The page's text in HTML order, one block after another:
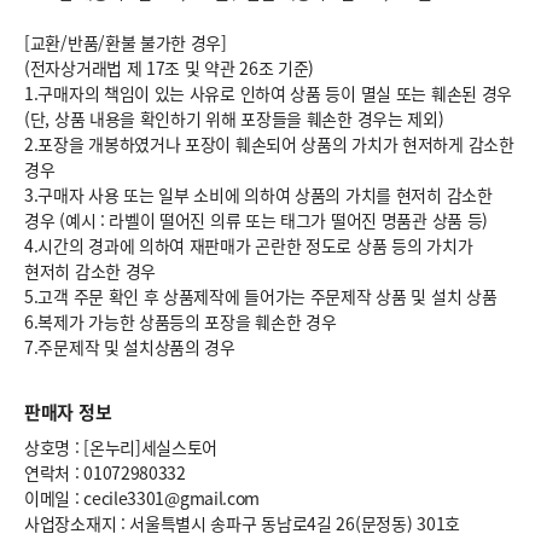
[교환/반품/환불 불가한 경우]
(전자상거래법 제 17조 및 약관 26조 기준)
1.구매자의 책임이 있는 사유로 인하여 상품 등이 멸실 또는 훼손된 경우
(단, 상품 내용을 확인하기 위해 포장들을 훼손한 경우는 제외)
2.포장을 개봉하였거나 포장이 훼손되어 상품의 가치가 현저하게 감소한
경우
3.구매자 사용 또는 일부 소비에 의하여 상품의 가치를 현저히 감소한
경우 (예시 : 라벨이 떨어진 의류 또는 태그가 떨어진 명품관 상품 등)
4.시간의 경과에 의하여 재판매가 곤란한 정도로 상품 등의 가치가
현저히 감소한 경우
5.고객 주문 확인 후 상품제작에 들어가는 주문제작 상품 및 설치 상품
6.복제가 가능한 상품등의 포장을 훼손한 경우
7.주문제작 및 설치상품의 경우
판매자 정보
상호명 : [온누리]세실스토어
연락처 : 01072980332
이메일 : cecile3301@gmail.com
사업장소재지 : 서울특별시 송파구 동남로4길 26(문정동) 301호